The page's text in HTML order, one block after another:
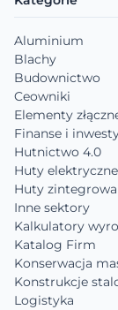
Aluminium
Blachy
Budownictwo
Ceowniki
Elementy
Finanse i
Hutnictwo 4.0
Huty elektryczne
Huty
Inne sektory
Kalkulatory
Katalog Firm
Konserwacja
Konstrukcje
Logistyka